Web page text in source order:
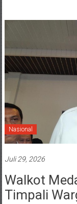
Nasional
Juli 29, 2026
Walkot
Timpali